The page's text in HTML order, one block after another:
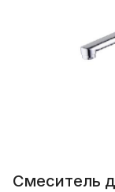
Смеситель